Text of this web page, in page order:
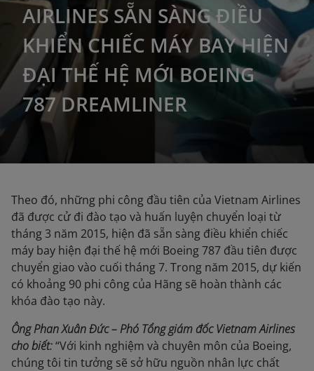
AIRLINES SẴN SÀNG ĐIỀU
KHIỂN CHIẾC MÁY BAY HIỆN
ĐẠI THẾ HỆ MỚI BOEING
787 DREAMLINER
Theo đó, những phi công đầu tiên của Vietnam Airlines
đã được cử đi đào tạo và huấn luyện chuyển loại từ
tháng 3 năm 2015, hiện đã sẵn sàng điều khiển chiếc
máy bay hiện đại thế hệ mới Boeing 787 đầu tiên được
chuyển giao vào cuối tháng 7. Trong năm 2015, dự kiến
có khoảng 90 phi công của Hãng sẽ hoàn thành các
khóa đào tạo này.
Ông Phan Xuân Đức – Phó Tổng giám đốc Vietnam Airlines
cho biết:“Với kinh nghiệm và chuyên môn của Boeing,
chúng tôi tin tưởng sẽ sở hữu nguồn nhân lực chất